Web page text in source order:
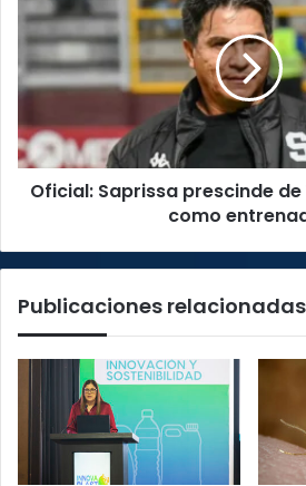
prescinde
de
Vladimir
Quesada
entrenador
Oficial: Saprissa prescinde
como
Publicaciones relacionadas